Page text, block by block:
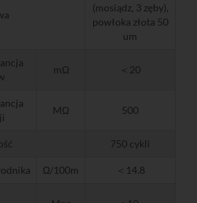
(mosiądz, 3 zęby),
powłoka złota 50
um
mΩ ＜20
MΩ 500
750 cykli
Ω/100m ＜14.8